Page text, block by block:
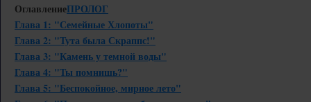
ОглавлениеПРОЛОГ
Глава 1: "Семейные Хлопоты"
Глава 2: "Тута была Скраппс!"
Глава 3: "Камень у темной воды"
Глава 4: "Ты помнишь?"
Глава 5: "Беспокойное, мирное лето"